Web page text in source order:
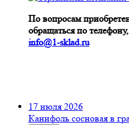
По вопросам
обращаться по
info@1-sklad.ru
17 июля 2026
Канифоль сосновая в